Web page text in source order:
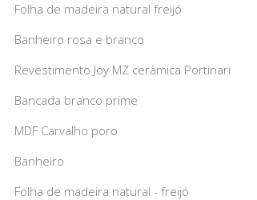
Folha de madeira natural freijó
Banheiro rosa e branco
Revestimento Joy MZ cerâmica Portinari
Bancada branco prime
MDF Carvalho poro
Banheiro
Folha de madeira natural - freijó